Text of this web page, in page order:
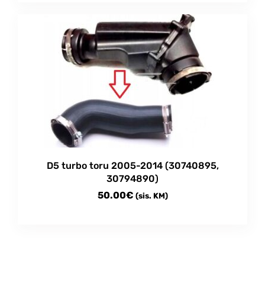
through
15.00€
variants.
chosen
pageD5 turbo toru 2005-2014 (30740895,
30794890)
50.00€ (sis. KM)